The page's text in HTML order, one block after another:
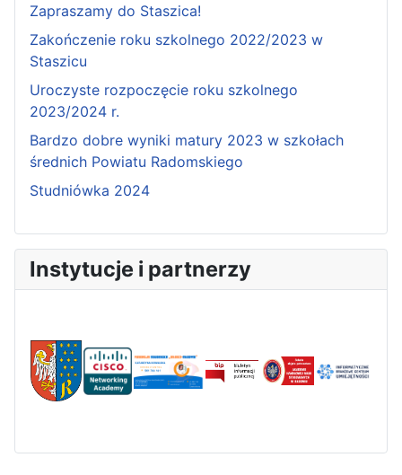
Zapraszamy do Staszica!
Zakończenie roku szkolnego 2022/2023 w
Staszicu
Uroczyste rozpoczęcie roku szkolnego
2023/2024 r.
Bardzo dobre wyniki matury 2023 w szkołach
średnich Powiatu Radomskiego
Studniówka 2024
Instytucje i partnerzy